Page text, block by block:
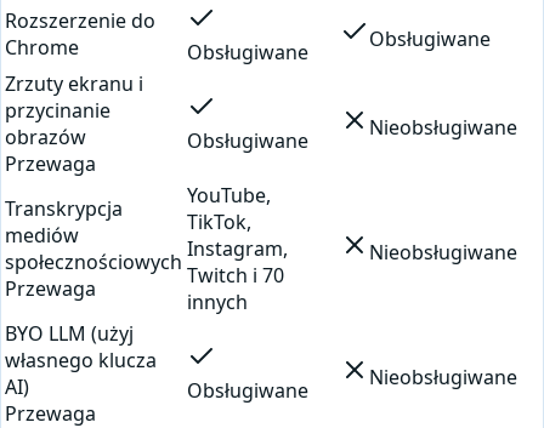
Rozszerzenie do
Chrome
Obsługiwane
Obsługiwane
Zrzuty ekranu i
przycinanie
obrazów
Przewaga
Obsługiwane Nieobsługiwane
Transkrypcja
mediów
społecznościowych
Przewaga
YouTube,
TikTok,
Instagram,
Twitch i 70
innych
Nieobsługiwane
BYO LLM (użyj
własnego klucza
AI)
Przewaga
Obsługiwane Nieobsługiwane